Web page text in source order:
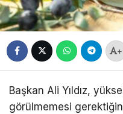
+
Başkan Ali Yıldız,
görülmemesi